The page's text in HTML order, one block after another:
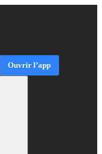
Ouvrir l’app